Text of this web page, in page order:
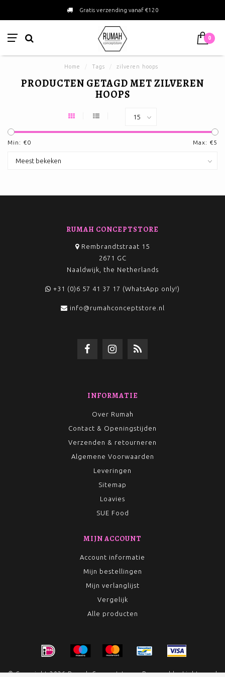
Gratis verzending vanaf €120
0
Home Tags zilveren hoops
PRODUCTEN GETAGD MET ZILVEREN
HOOPS
Min: €0 Max: €5
RUMAH CONCEPTSTORE
Rembrandtstraat 15
2671 GC
Naaldwijk, the Netherlands
+31 (0)6 57 41 37 17 (WhatsApp only!)
info@rumahconceptstore.nl
INFORMATIE
Over Rumah
Contact & Openingstijden
Verzenden & retourneren
Algemene Voorwaarden
Leveringen
Sitemap
Loavies
SUE Food
MIJN ACCOUNT
Account informatie
Mijn bestellingen
Mijn verlanglijst
Vergelijk
Alle producten
© Copyright 2026 Rumah Conceptstore - Powered byLightspeed